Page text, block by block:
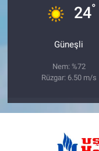
24°
Güneşli
Nem: %72
Rüzgar: 6.50 m/s